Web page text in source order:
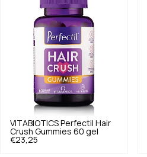
VITABIOTICS Perfectil Hair
Crush Gummies 60 gel
€23,25